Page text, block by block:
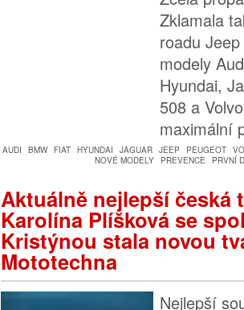
Zklamala
roadu
modely
Hyundai,
508 a
maximální
AUDI BMW FIAT HYUNDAI JAGUAR JEEP PEUGEOT
NOVÉ MODELY
PREVENCE PRVNÍ
Aktuálně nejlepší česká
Karolína Plíšková se
Kristýnou stala novou
Mototechna
Nejlepší